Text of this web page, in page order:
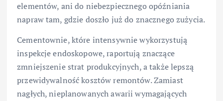
elementów, ani do niebezpiecznego opóźniania
napraw tam, gdzie doszło już do znacznego zużycia.
Cementownie, które intensywnie wykorzystują
inspekcje endoskopowe, raportują znaczące
zmniejszenie strat produkcyjnych, a także lepszą
przewidywalność kosztów remontów. Zamiast
nagłych, nieplanowanych awarii wymagających